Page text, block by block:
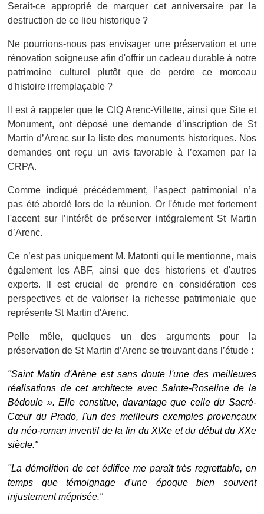
Serait-ce approprié de marquer cet anniversaire par la
destruction de ce lieu historique ?
Ne pourrions-nous pas envisager une préservation et une
rénovation soigneuse afin d'offrir un cadeau durable à notre
patrimoine culturel plutôt que de perdre ce morceau
d'histoire irremplaçable ?
Il est à rappeler que le CIQ Arenc-Villette, ainsi que Site et
Monument, ont déposé une demande d’inscription de St
Martin d’Arenc sur la liste des monuments historiques. Nos
demandes ont reçu un avis favorable à l’examen par la
CRPA.
Comme indiqué précédemment, l’aspect patrimonial n’a
pas été abordé lors de la réunion. Or l'étude met fortement
l'accent sur l’intérêt de préserver intégralement St Martin
d’Arenc.
Ce n’est pas uniquement M. Matonti qui le mentionne, mais
également les ABF, ainsi que des historiens et d'autres
experts. Il est crucial de prendre en considération ces
perspectives et de valoriser la richesse patrimoniale que
représente St Martin d'Arenc.
Pelle mêle, quelques un des arguments pour la
préservation de St Martin d’Arenc se trouvant dans l’étude :
"Saint Matin d'Arène est sans doute l'une des meilleures
réalisations de cet architecte avec Sainte-Roseline de la
Bédoule ». Elle constitue, davantage que celle du Sacré-
Cœur du Prado, l'un des meilleurs exemples provençaux
du néo-roman inventif de la fin du XIXe et du début du XXe
siècle."
"La démolition de cet édifice me paraît très regrettable, en
temps que témoignage d'une époque bien souvent
injustement méprisée."